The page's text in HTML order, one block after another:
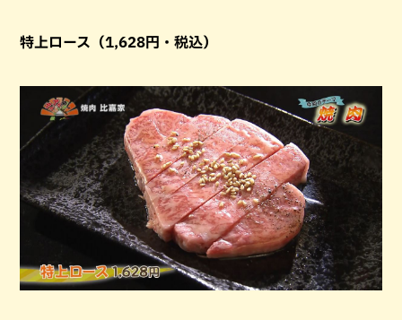
特上ロース（1,628円・税込）